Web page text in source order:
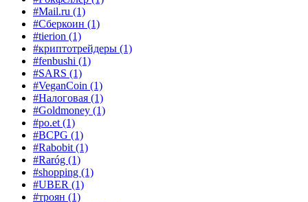
#Mail.ru (1)
#Сберкоин (1)
#tierion (1)
#криптотрейдеры (1)
#fenbushi (1)
#SARS (1)
#VeganCoin (1)
#Налоговая (1)
#Goldmoney (1)
#po.et (1)
#BCPG (1)
#Rabobit (1)
#Raróg (1)
#shopping (1)
#UBER (1)
#троян (1)